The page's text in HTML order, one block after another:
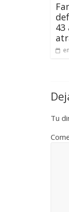
43
Tu